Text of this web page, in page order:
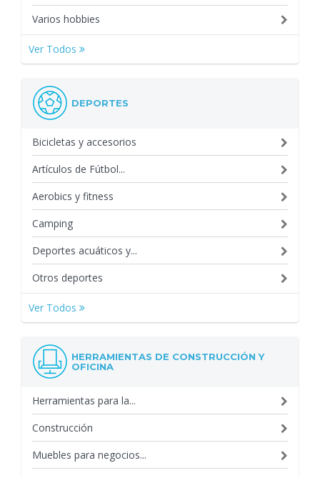
Varios hobbies
Ver Todos
DEPORTES
Bicicletas y accesorios
Artículos de Fútbol...
Aerobics y fitness
Camping
Deportes acuáticos y...
Otros deportes
Ver Todos
HERRAMIENTAS DE CONSTRUCCIÓN Y
OFICINA
Herramientas para la...
Construcción
Muebles para negocios...